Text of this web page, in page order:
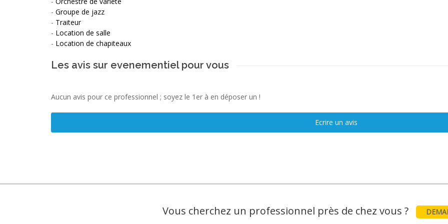
- Groupe de jazz
- Traiteur
- Location de salle
- Location de chapiteaux
Les avis sur evenementiel pour vous
Aucun avis pour ce professionnel ; soyez le 1er à en déposer un !
Ecrire un avis
Vous cherchez un professionnel près de chez vous ?